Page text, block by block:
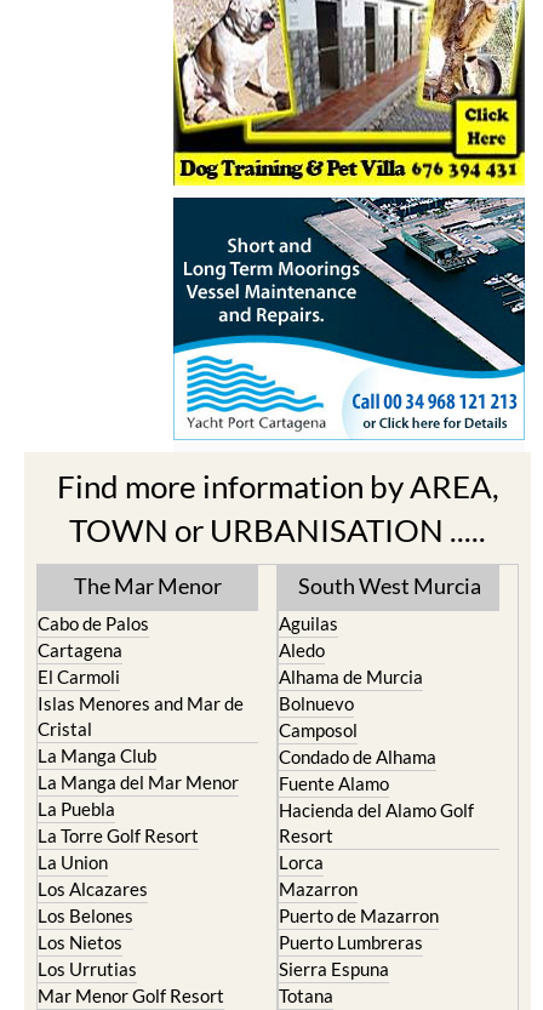
Find more information by AREA,
TOWN or URBANISATION .....
The Mar Menor
Cabo de Palos
Cartagena
El Carmoli
Islas Menores and Mar de
Cristal
La Manga Club
La Manga del Mar Menor
La Puebla
La Torre Golf Resort
La Union
Los Alcazares
Los Belones
Los Nietos
Los Urrutias
Mar Menor Golf Resort
South West Murcia
Aguilas
Aledo
Alhama de Murcia
Bolnuevo
Camposol
Condado de Alhama
Fuente Alamo
Hacienda del Alamo Golf
Resort
Lorca
Mazarron
Puerto de Mazarron
Puerto Lumbreras
Sierra Espuna
Totana